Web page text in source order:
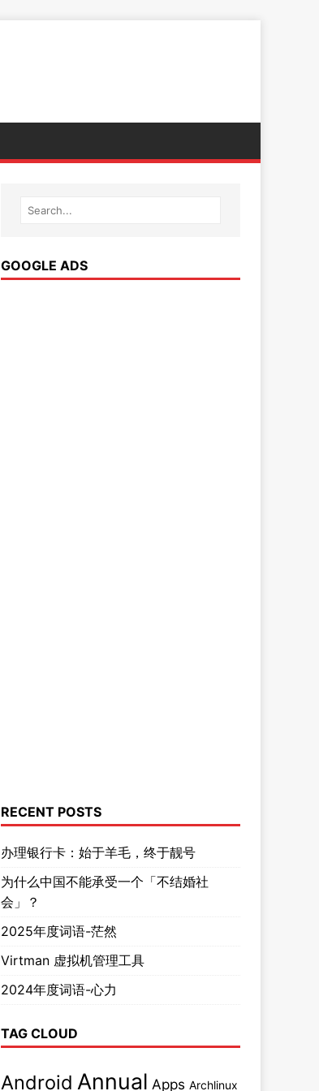
GOOGLE ADS
RECENT POSTS
办理银行卡：始于羊毛，终于靓号
为什么中国不能承受一个「不结婚社
会」？
2025年度词语-茫然
Virtman 虚拟机管理工具
2024年度词语-心力
TAG CLOUD
Android Annual Apps Archlinux